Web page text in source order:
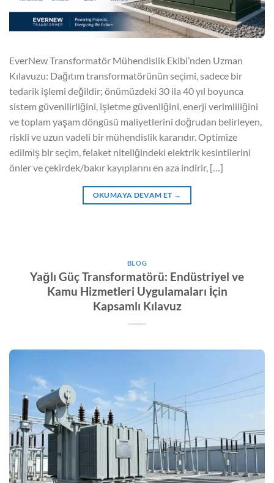
EverNew Transformatör Mühendislik Ekibi’nden Uzman
Kılavuzu: Dağıtım transformatörünün seçimi, sadece bir
tedarik işlemi değildir; önümüzdeki 30 ila 40 yıl boyunca
sistem güvenilirliğini, işletme güvenliğini, enerji verimliliğini
ve toplam yaşam döngüsü maliyetlerini doğrudan belirleyen,
riskli ve uzun vadeli bir mühendislik kararıdır. Optimize
edilmiş bir seçim, felaket niteliğindeki elektrik kesintilerini
önler ve çekirdek/bakır kayıplarını en aza indirir, […]
OKUMAYA DEVAM ET →
BLOG
Yağlı Güç Transformatörü: Endüstriyel ve
Kamu Hizmetleri Uygulamaları İçin
Kapsamlı Kılavuz